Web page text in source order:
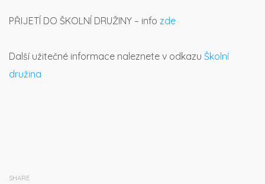
PŘIJETÍ DO ŠKOLNÍ DRUŽINY – info zde
Další užitečné informace naleznete v odkazu Školní
družina
SHARE